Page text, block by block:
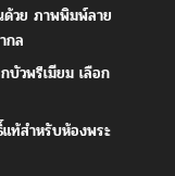
ด้วย ภาพพิมพ์ลาย
กล
บัวพรีเมียม เลือก
ท้สำหรับห้องพระ